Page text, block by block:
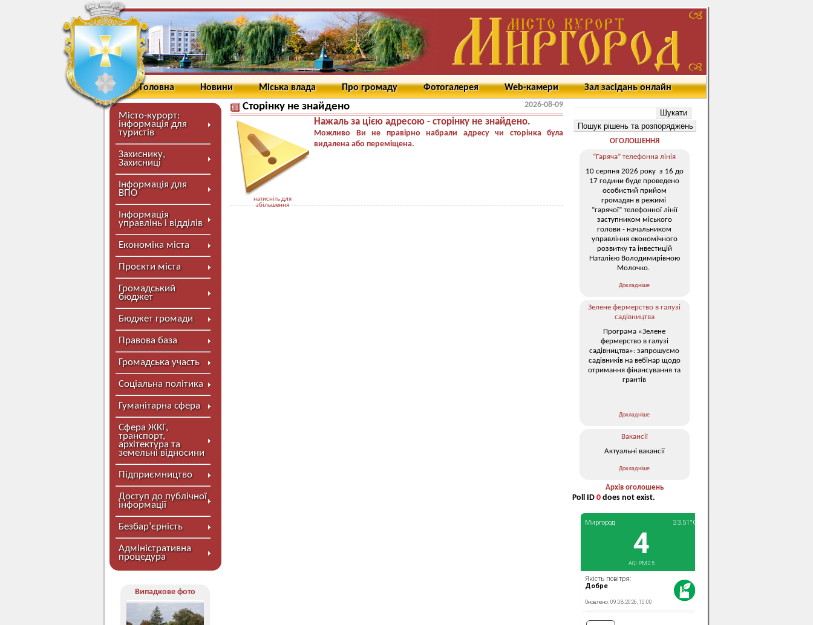
Головна Новини Міська влада Про громаду Фотогалерея Web-камери Зал засідань онлайн
Місто-курорт:
інформація для
туристів
Захиснику,
Захисниці
Інформація для
ВПО
Інформація
управлінь і відділів
Економіка міста
Проєкти міста
Громадський
бюджет
Бюджет громади
Правова база
Громадська участь
Соціальна політика
Гуманітарна сфера
Сфера ЖКГ,
транспорт,
архітектура та
земельні відносини
Підприємництво
Доступ до публічної
інформації
Безбар’єрність
Адміністративна
процедура
Випадкове фото
Сторінку не знайдено 2026-08-09
натисніть для
збільшення
Нажаль за цією адресою - сторінку не знайдено.
Можливо Ви не правірно набрали адресу чи сторінка була
видалена або переміщена.
ОГОЛОШЕННЯ
“Гаряча” телефонна лінія
10 серпня 2026 року з 16 до
17 години буде проведено
особистий прийом
громадян в режимі
“гарячої” телефонної лінії
заступником міського
голови - начальником
управління економічного
розвитку та інвестицій
Наталією Володимирівною
Молочко.
Докладніше
Зелене фермерство в галузі
садівництва
Програма «Зелене
фермерство в галузі
садівництва»: запрошуємо
садівників на вебінар щодо
отримання фінансування та
грантів
Докладніше
Вакансії
Актуальні вакансії
Докладніше
Архів оголошень
Poll ID 0 does not exist.